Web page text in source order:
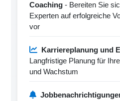
Coaching - Bereiten Sie
Experten auf erfolgreiche
vor
Karriereplanung und
Langfristige Planung für
und Wachstum